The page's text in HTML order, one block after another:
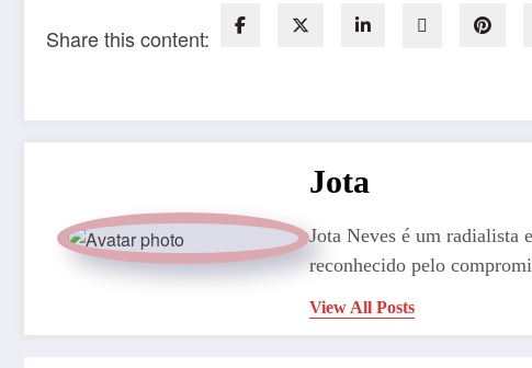
Share this content:
Jota
Jota Neves é um radialista
reconhecido pelo
View All Posts